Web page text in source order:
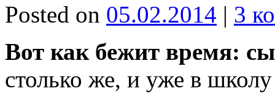
Posted on 05.02.2014 | 3
Вот как бежит время:
столько же, и уже в